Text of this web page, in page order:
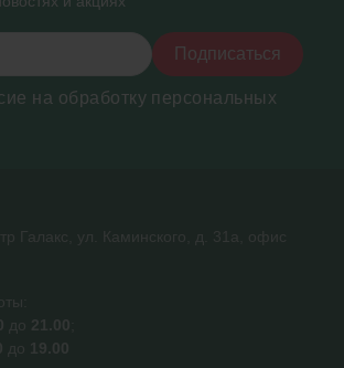
Подписаться
на обработку персональных